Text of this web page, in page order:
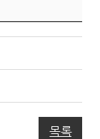
목록